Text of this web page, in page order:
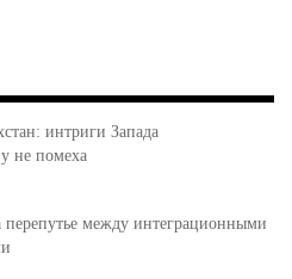
интриги Запада
не помеха
перепутье между интеграционными